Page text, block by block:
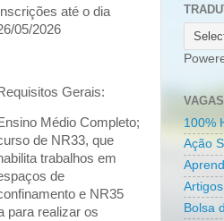
Inscrições até o dia
05/2026
Gerais:
Médio Completo;
de NR33, que
trabalhos em
de
e NR35
para realizar os
100%
Ação
Artigos
Bolsa